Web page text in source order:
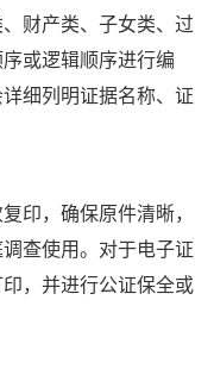
财产类、子女类、过
或逻辑顺序进行编
细列明证据名称、证
印，确保原件清晰，
查使用。对于电子证
，并进行公证保全或